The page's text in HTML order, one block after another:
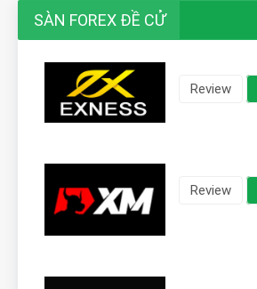
SÀN FOREX ĐỀ CỬ
Review
Review